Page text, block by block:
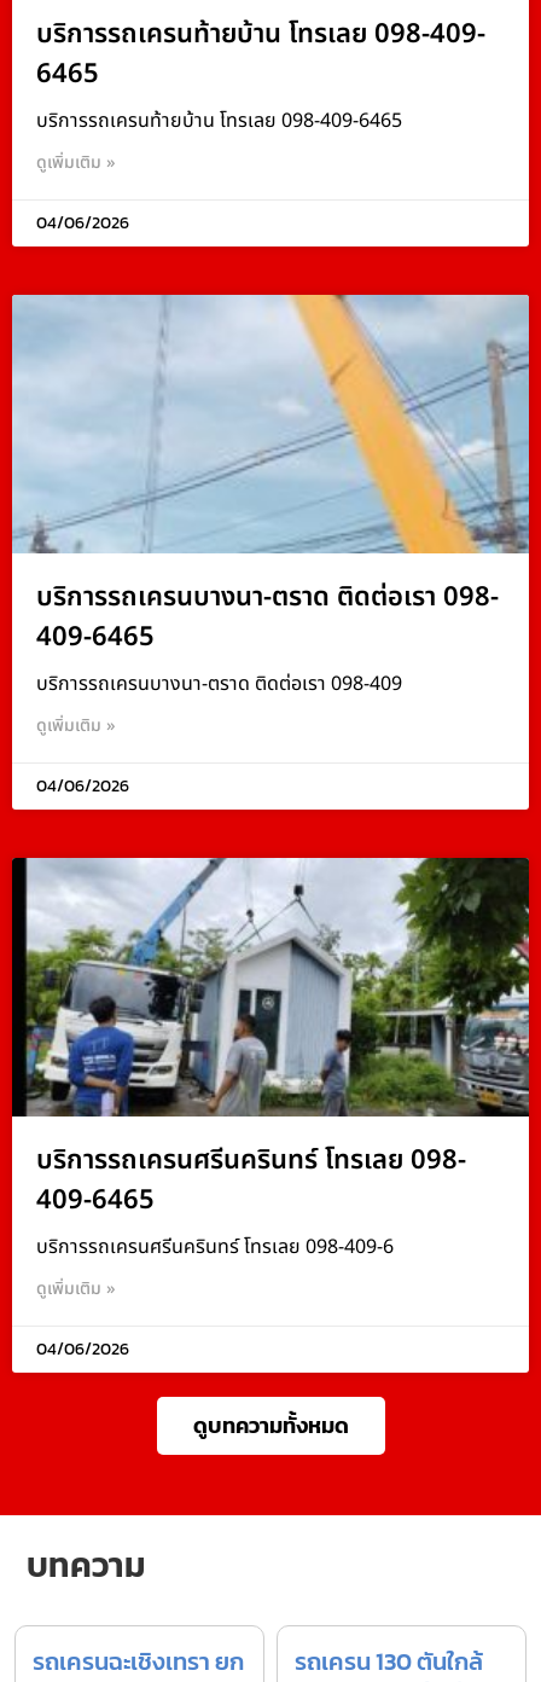
บริการรถเครนท้ายบ้าน โทรเลย 098-409-
6465
บริการรถเครนท้ายบ้าน โทรเลย 098-409-6465
ดูเพิ่มเติม »
04/06/2026
บริการรถเครนบางนา-ตราด ติดต่อเรา 098-
409-6465
บริการรถเครนบางนา-ตราด ติดต่อเรา 098-409
ดูเพิ่มเติม »
04/06/2026
บริการรถเครนศรีนครินทร์ โทรเลย 098-
409-6465
บริการรถเครนศรีนครินทร์ โทรเลย 098-409-6
ดูเพิ่มเติม »
04/06/2026
ดูบทความทั้งหมด
บทความ
รถเครนฉะเชิงเทรา ยก
รถเครน 130 ตันใกล้